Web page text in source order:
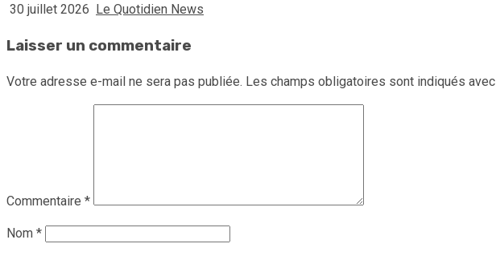
30 juillet 2026 Le Quotidien News
Laisser un commentaire
Votre adresse e-mail ne sera pas publiée. Les champs obligatoires sont indiqués avec
Commentaire *
Nom *